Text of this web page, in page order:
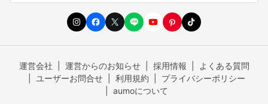
運営会社 運営からのお知らせ 採用情報
よくある質問
ユーザーお問合せ
利用規約
プライバシーポリシー
aumoについて